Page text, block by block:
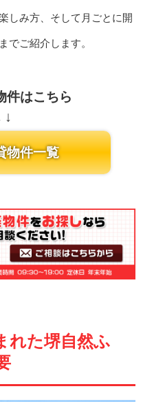
しみ方、そして月ごとに開
でご紹介します。
件はこちら
物件一覧
れた堺自然ふ